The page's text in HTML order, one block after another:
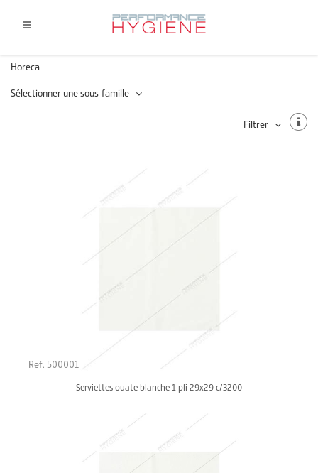
Horeca
Sélectionner une sous-famille
Filtrer
Ref. 500001
Serviettes ouate blanche 1 pli 29x29 c/3200